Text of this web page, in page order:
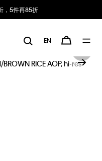
，5件再85折
EN